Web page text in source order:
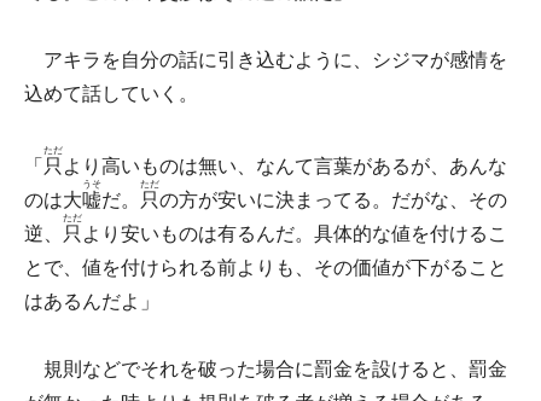
アキラを自分の話に引き込むように、シジマが感情を
込めて話していく。
「 只
ただ
より高いものは無い、なんて言葉があるが、あんな
のは大嘘
うそ
だ。 只
ただ
の方が安いに決まってる。だがな、その
逆、
只
ただ
より安いものは有るんだ。具体的な値を付けるこ
とで、値を付けられる前よりも、その価値が下がること
はあるんだよ」
規則などでそれを破った場合に罰金を設けると、罰金